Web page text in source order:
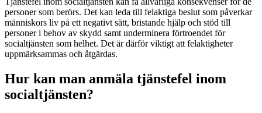
personer som berörs. Det kan leda till felaktiga beslut som påverkar
människors liv på ett negativt sätt, bristande hjälp och stöd till
personer i behov av skydd samt underminera förtroendet för
socialtjänsten som helhet. Det är därför viktigt att felaktigheter
uppmärksammas och åtgärdas.
Hur kan man anmäla tjänstefel inom
socialtjänsten?